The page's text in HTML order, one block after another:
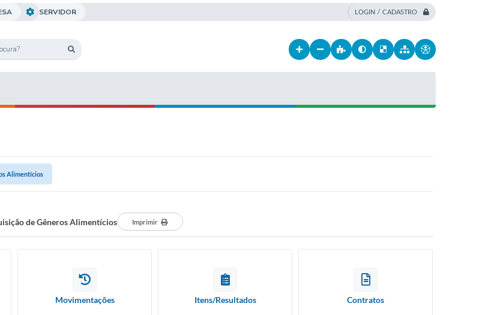
LOGIN / CADASTRO
SERVIDOR
Alimentícios
de Gêneros Alimentícios Imprimir
Movimentações Itens/Resultados Contratos